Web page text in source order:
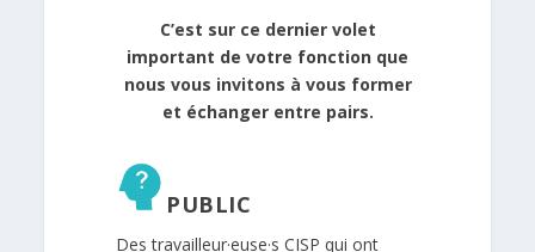
C’est sur ce dernier volet
important de votre fonction que
nous vous invitons à vous former
et échanger entre pairs.
PUBLIC
Des travailleur·euse·s CISP qui ont